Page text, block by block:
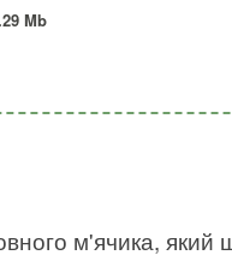
Mb
м'ячика, який